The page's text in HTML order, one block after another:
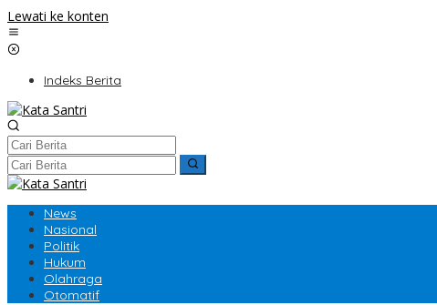
Lewati ke konten
Indeks Berita
News
Nasional
Politik
Hukum
Olahraga
Otomatif